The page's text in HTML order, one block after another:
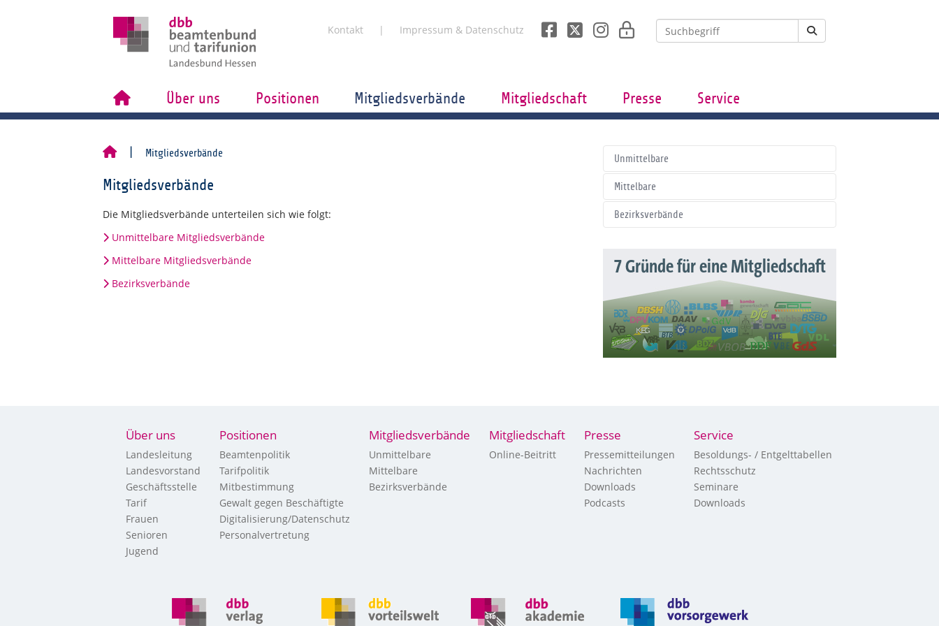
Kontakt Impressum & Datenschutz
Über uns Positionen Mitgliedsverbände Mitgliedschaft Presse Service
Mitgliedsverbände
Mitgliedsverbände
Die Mitgliedsverbände unterteilen sich wie folgt:
Unmittelbare Mitgliedsverbände
Mittelbare Mitgliedsverbände
Bezirksverbände
Unmittelbare
Mittelbare
Bezirksverbände
7 Gründe für eine Mitgliedschaft
Über uns
Landesleitung
Landesvorstand
Geschäftsstelle
Tarif
Frauen
Senioren
Jugend
Positionen
Beamtenpolitik
Tarifpolitik
Mitbestimmung
Gewalt gegen Beschäftigte
Digitalisierung/Datenschutz
Personalvertretung
Mitgliedsverbände
Unmittelbare
Mittelbare
Bezirksverbände
Mitgliedschaft
Online-Beitritt
Presse
Pressemitteilungen
Nachrichten
Downloads
Podcasts
Service
Besoldungs- / Entgelttabellen
Rechtsschutz
Seminare
Downloads